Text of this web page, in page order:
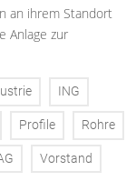
an ihrem Standort
Anlage zur
ING
Profile Rohre
Vorstand